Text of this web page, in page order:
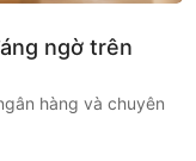
ngờ trên
hàng và chuyên